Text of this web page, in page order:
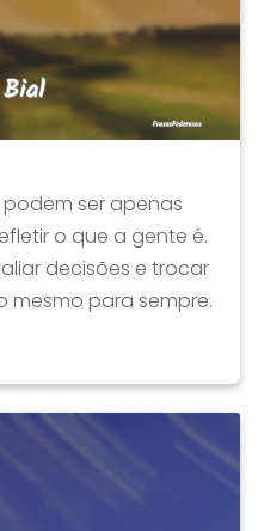
ser apenas
o que a gente é.
decisões e trocar
mesmo para sempre.